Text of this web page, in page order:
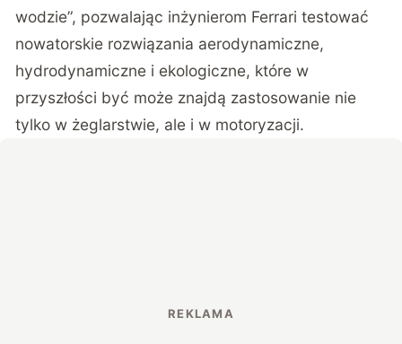
wodzie”, pozwalając inżynierom Ferrari testować
nowatorskie rozwiązania aerodynamiczne,
hydrodynamiczne i ekologiczne, które w
przyszłości być może znajdą zastosowanie nie
tylko w żeglarstwie, ale i w motoryzacji.